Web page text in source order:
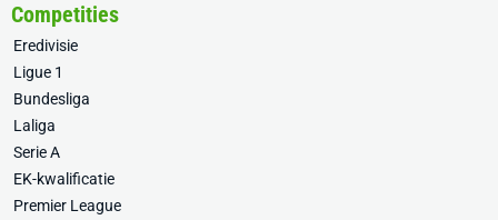
Competities
Eredivisie
Ligue 1
Bundesliga
Laliga
Serie A
EK-kwalificatie
Premier League